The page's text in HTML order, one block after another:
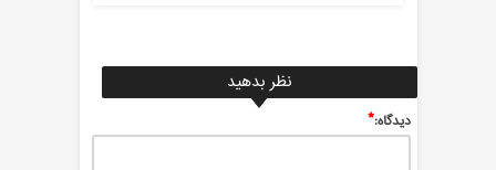
نظر بدهید
ديدگاه:*